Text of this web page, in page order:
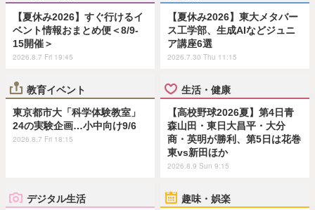
【夏休み2026】すぐ行けるイ
ベント情報おまとめ便＜8/9-
15開催＞
2026.8.7 Fri 19:45
【夏休み2026】東大メタバー
ス工学部、生成AIなどジュニ
ア講座6選
2026.7.30 Thu 11:15
教育イベント
東京都市大「科学体験教室」
24の実験企画…小中向け9/6
2026.8.7 Fri 18:15
生活・健康
【高校野球2026夏】第4日青
森山田・東日大昌平・大分
商・英明が勝利、第5日は花巻
東vs新田ほか
2026.8.9 Sun 9:15
デジタル生活 趣味・娯楽